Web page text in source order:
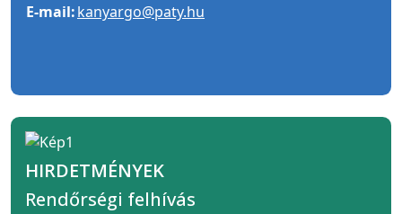
E-mail:kanyargo@paty.hu
HIRDETMÉNYEK
Rendőrségi felhívás